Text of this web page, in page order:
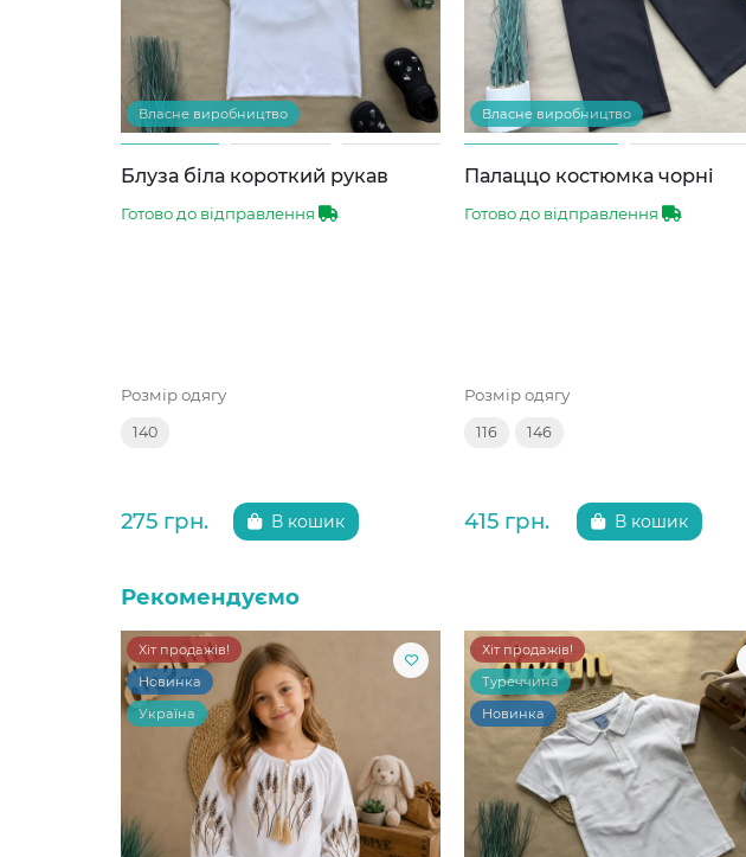
Власне виробництво
Блуза біла короткий рукав
Готово до відправлення
Розмір одягу
140
275 грн. В кошик
Власне виробництво
Палаццо костюмка чорні
Готово до відправлення
Розмір одягу
116 146
415 грн. В кошик
Рекомендуємо
Хіт продажів!
Новинка
Україна
Хіт продажів!
Туреччина
Новинка